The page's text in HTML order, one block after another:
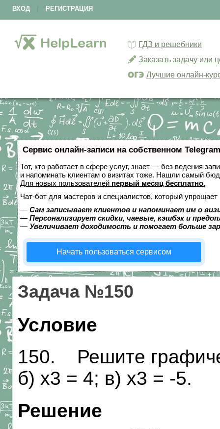
ВХОД РЕГИСТРАЦИЯ
ГДЗ и решебники
Заказать задачу или
Лучшие онлайн-
Сервис онлайн-записи на собственном
Тот, кто работает в сфере услуг, знает — без ведения
и напоминать клиентам о визитах тоже. Нашли самый
Для новых пользователей первый месяц бесплатно.
Чат-бот для мастеров и специалистов, который упрощает
— Сам записывает клиентов и напоминает им о
— Персонализирует скидки, чаевые, кэшбэк и
— Увеличивает доходимость и помогает больше
Начать пользоваться сервисом
Задача №150
Условие
150. Решите
б) х3 = 4; в) х3 = -5.
Решение